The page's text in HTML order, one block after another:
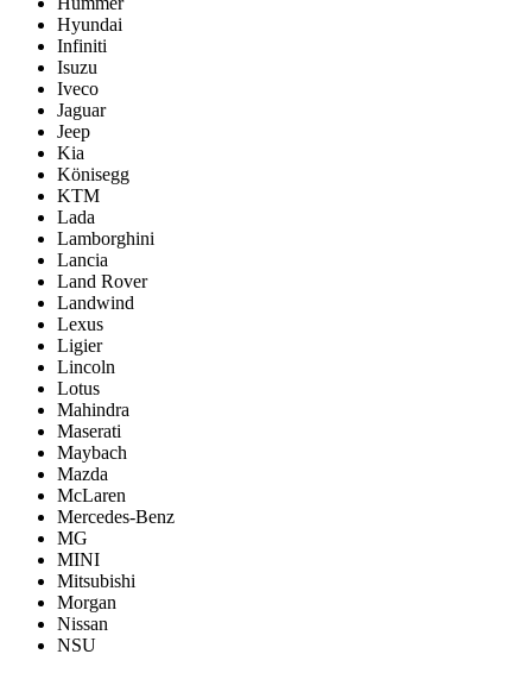
Hyundai
Infiniti
Isuzu
Iveco
Jaguar
Jeep
Kia
Könisegg
KTM
Lada
Lamborghini
Lancia
Land Rover
Landwind
Lexus
Ligier
Lincoln
Lotus
Mahindra
Maserati
Maybach
Mazda
McLaren
Mercedes-Benz
MG
MINI
Mitsubishi
Morgan
Nissan
NSU